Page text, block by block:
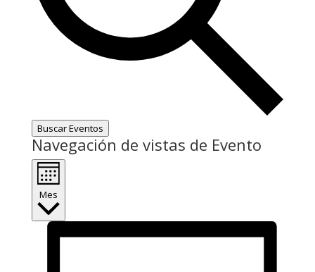
Buscar Eventos
Navegación de vistas de Evento
Mes